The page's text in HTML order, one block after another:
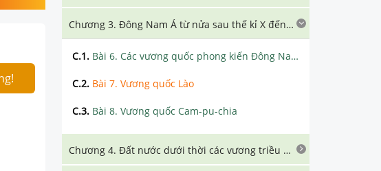
Chương 3. Đông Nam Á từ nửa sau thế kỉ X đến nửa đầu thế kỉ XVI
C.1. Bài 6. Các vương quốc phong kiến Đông Nam Á từ đầu thế kỉ X đến nửa đầu thế kỉ XVI
C.2. Bài 7. Vương quốc Lào
C.3. Bài 8. Vương quốc Cam-pu-chia
Chương 4. Đất nước dưới thời các vương triều Ngô – Đinh – Tiền Lê (939 – 1009)